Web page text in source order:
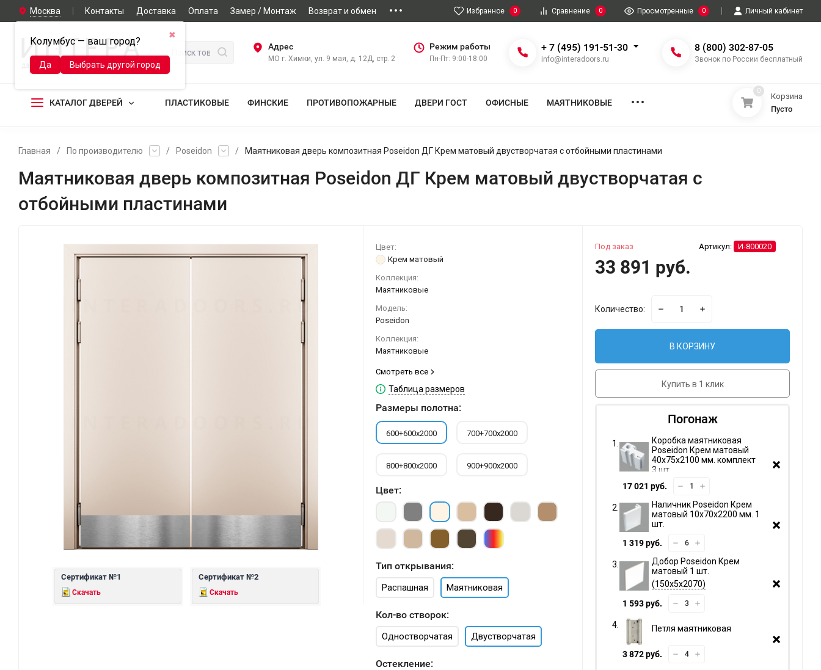
Москва
✖
Колумбус — ваш город?
Да Выбрать другой город
Контакты Доставка Оплата Замер / Монтаж Возврат и обмен Избранное 0 Сравнение 0 Просмотренные 0 Личный кабинет
Адрес
МО г. Химки, ул. 9 мая, д. 12Д, стр. 2
Режим работы
Пн-Пт: 9:00-18:00
+ 7 (495) 191-51-30
info@interadoors.ru
8 (800) 302-87-05
Звонок по России бесплатный
КАТАЛОГ ДВЕРЕЙ ПЛАСТИКОВЫЕ ФИНСКИЕ ПРОТИВОПОЖАРНЫЕ ДВЕРИ ГОСТ ОФИСНЫЕ МАЯТНИКОВЫЕ
0
Корзина
Пусто
Главная / По производителю / Poseidon / Маятниковая дверь композитная Poseidon ДГ Крем матовый двустворчатая с отбойными пластинами
Маятниковая дверь композитная Poseidon ДГ Крем матовый двустворчатая с
отбойными пластинами
Сертификат №1
Скачать
Сертификат №2
Скачать
Цвет:
Крем матовый
Коллекция:
Маятниковые
Модель:
Poseidon
Коллекция:
Маятниковые
Смотреть все
Таблица размеров
Размеры полотна:
600+600х2000 700+700х2000
800+800х2000 900+900х2000
Цвет:
Тип открывания:
Распашная Маятниковая
Кол-во створок:
Одностворчатая Двустворчатая
Остекление:
Артикул: И-800020
Под заказ
33 891 руб.
Количество:
В КОРЗИНУ
Купить в 1 клик
Погонаж
Коробка маятниковая
Poseidon Крем матовый
40х75х2100 мм. комплект
3 шт.
17 021 руб.
Наличник Poseidon Крем
матовый 10х70х2200 мм. 1
шт.
1 319 руб.
Добор Poseidon Крем
матовый 1 шт.
150х5х2070
1 593 руб.
Петля маятниковая
3 872 руб.